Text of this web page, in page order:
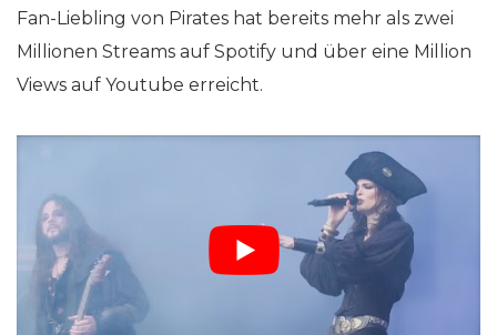
Fan-Liebling von Pirates hat bereits mehr als zwei
Millionen Streams auf Spotify und über eine Million
Views auf Youtube erreicht.